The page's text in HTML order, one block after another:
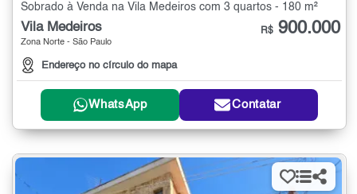
Sobrado à Venda na Vila Medeiros com 3 quartos - 180 m²
Vila Medeiros
Zona Norte - São Paulo
Endereço no círculo do mapa
R$ 900.000
WhatsApp Contatar